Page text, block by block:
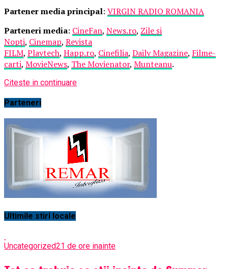
Partener media principal: VIRGIN RADIO ROMANIA
Parteneri media: CineFan, News.ro, Zile și
Nopți, Cinemap, Revista
FILM, Playtech, Happ.ro, Cinefilia, Daily Magazine, Filme-
carti, MovieNews, The Movienator, Munteanu.
Citeste in continuare
Parteneri
Ultimile stiri locale
Uncategorized21 de ore inainte